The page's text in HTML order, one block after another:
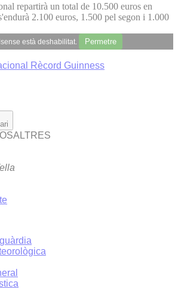
repartirà un total de 10.500 euros en
2.100 euros, 1.500 pel segon i 1.000
està deshabilitat. Permetre
Rècord Guinness